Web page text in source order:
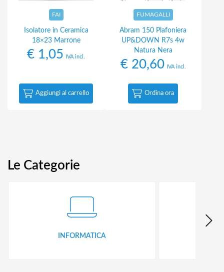
FAI
Isolatore in Ceramica
18×23 Marrone
€ 1,05 IVA incl.
Aggiungi al carrello
FUMAGALLI
Abram 150 Plafoniera
UP&DOWN R7s 4w
Natura Nera
€20,60 IVA incl.
Ordina ora
Le Categorie
INFORMATICA